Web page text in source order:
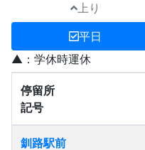
上り
平日
▲：学休時運休
停留所
記号
停留所
釧路駅前
停留所
記号
釧路駅前